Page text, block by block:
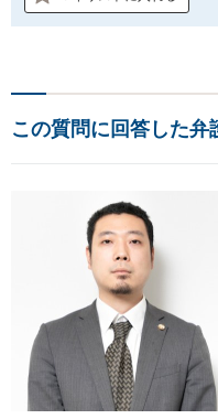
この質問に回答した弁